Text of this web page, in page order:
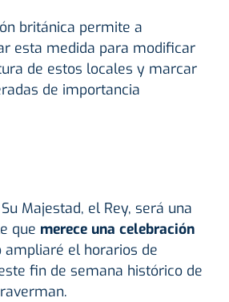
británica permite a
esta medida para modificar
de estos locales y marcar
de importancia
Majestad, el Rey, será una
que merece una celebración
ampliaré el horarios de
fin de semana histórico de